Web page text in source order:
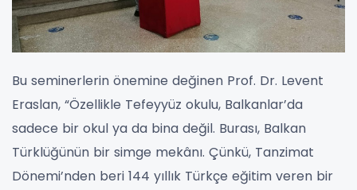
Bu seminerlerin önemine değinen Prof. Dr. Levent
Eraslan, “Özellikle Tefeyyüz okulu, Balkanlar’da
sadece bir okul ya da bina değil. Burası, Balkan
Türklüğünün bir simge mekânı. Çünkü, Tanzimat
Dönemi’nden beri 144 yıllık Türkçe eğitim veren bir